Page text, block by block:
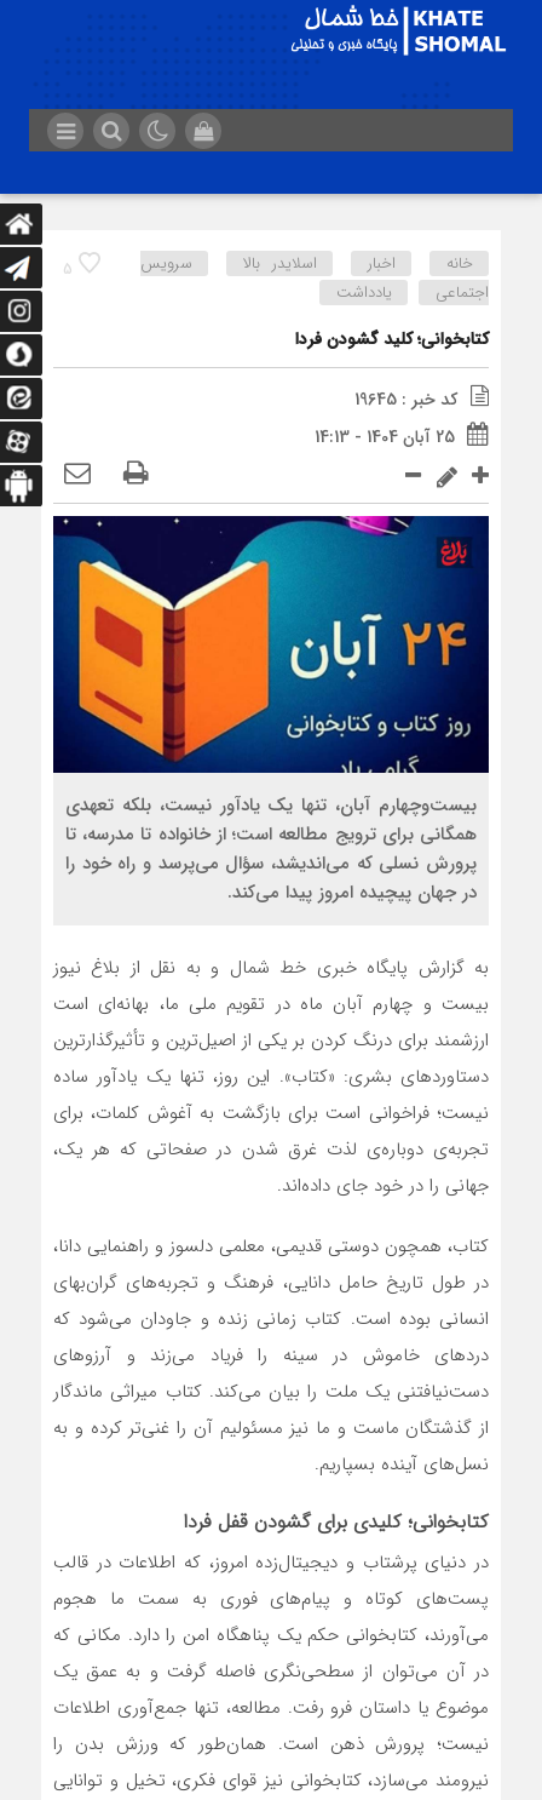
5 خانه اخبار اسلایدر بالا
سرویس
اجتماعی
یادداشت
کتابخوانی؛ کلید گشودن فردا
کد خبر : 19645
25 آبان 1404 - 14:13
بیست‌وچهارم آبان، تنها یک یادآور نیست، بلکه تعهدی
همگانی برای ترویج مطالعه است؛ از خانواده تا مدرسه، تا
پرورش نسلی که می‌اندیشد، سؤال می‌پرسد و راه خود را
در جهان پیچیده امروز پیدا می‌کند.
به گزارش پایگاه خبری خط شمال و به نقل از بلاغ نیوز
بیست و چهارم آبان ماه در تقویم ملی ما، بهانه‌ای است
ارزشمند برای درنگ کردن بر یکی از اصیل‌ترین و تأثیرگذارترین
دستاوردهای بشری: «کتاب». این روز، تنها یک یادآور ساده
نیست؛ فراخوانی است برای بازگشت به آغوش کلمات، برای
تجربه‌ی دوباره‌ی لذت غرق شدن در صفحاتی که هر یک،
جهانی را در خود جای داده‌اند.
کتاب، همچون دوستی قدیمی، معلمی دلسوز و راهنمایی دانا،
در طول تاریخ حامل دانایی، فرهنگ و تجربه‌های گران‌بهای
انسانی بوده است. کتاب زمانی زنده و جاودان می‌شود که
دردهای خاموش در سینه را فریاد می‌زند و آرزوهای
دست‌نیافتنی یک ملت را بیان می‌کند. کتاب میراثی ماندگار
از گذشتگان ماست و ما نیز مسئولیم آن را غنی‌تر کرده و به
نسل‌های آینده بسپاریم.
کتابخوانی؛ کلیدی برای گشودن قفل فردا
در دنیای پرشتاب و دیجیتال‌زده امروز، که اطلاعات در قالب
پست‌های کوتاه و پیام‌های فوری به سمت ما هجوم
می‌آورند، کتابخوانی حکم یک پناهگاه امن را دارد. مکانی که
در آن می‌توان از سطحی‌نگری فاصله گرفت و به عمق یک
موضوع یا داستان فرو رفت. مطالعه، تنها جمع‌آوری اطلاعات
نیست؛ پرورش ذهن است. همان‌طور که ورزش بدن را
نیرومند می‌سازد، کتابخوانی نیز قوای فکری، تخیل و توانایی